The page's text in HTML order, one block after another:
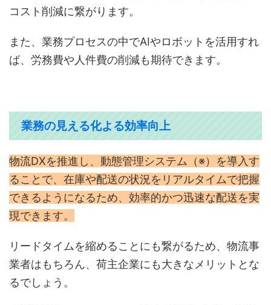
コスト削減に繋がります。
また、業務プロセスの中でAIやロボットを活用すれ
ば、労務費や人件費の削減も期待できます。
業務の見える化よる効率向上
物流DXを推進し、動態管理システム（※）を導入す
ることで、在庫や配送の状況をリアルタイムで把握
できるようになるため、効率的かつ迅速な配送を実
現できます。
リードタイムを縮めることにも繋がるため、物流事
業者はもちろん、荷主企業にも大きなメリットとな
るでしょう。